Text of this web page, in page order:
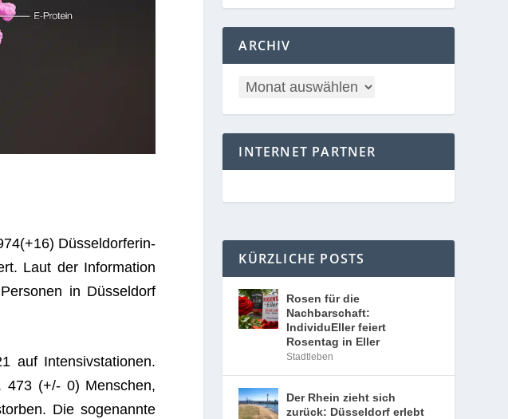
Düs­sel­dor­fe­rin­
Laut der Infor­ma­tion
in Düs­sel­dorf
auf Inten­siv­sta­tio­nen.
473 (+/- 0) Men­schen,
Die soge­nannte
ARCHIV
INTERNET PARTNER
KÜRZLICHE POSTS
Rosen für die
Nachbarschaft:
IndividuEller feiert
Rosentag in Eller
Stadtleben
Der Rhein zieht sich
zurück: Düsseldorf erlebt